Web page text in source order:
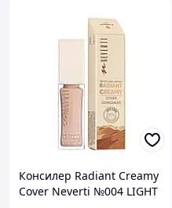
Консилер Radiant Creamy
Cover Neverti №004 LIGHT